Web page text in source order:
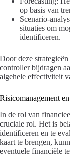
op basis van
Scenario-
situaties om
identificeren.
Door deze
controller bijdragen
algehele effectiviteit
Risicomanagement
In de rol van
cruciale rol. Het is
identificeren en te
kaart te brengen,
eventuele financiële